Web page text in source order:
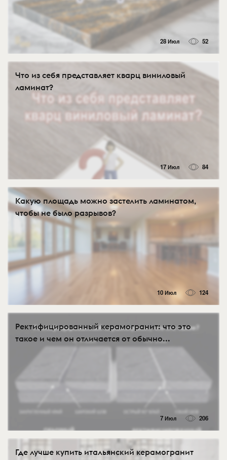
28 Июл 52
Что из себя представляет кварц виниловый
ламинат?
17 Июл 84
Какую площадь можно застелить ламинатом,
чтобы не было разрывов?
10 Июл 124
Ректифицированный керамогранит: что это
такое и чем он отличается от обычно...
7 Июл 206
Где лучше купить итальянский керамогранит